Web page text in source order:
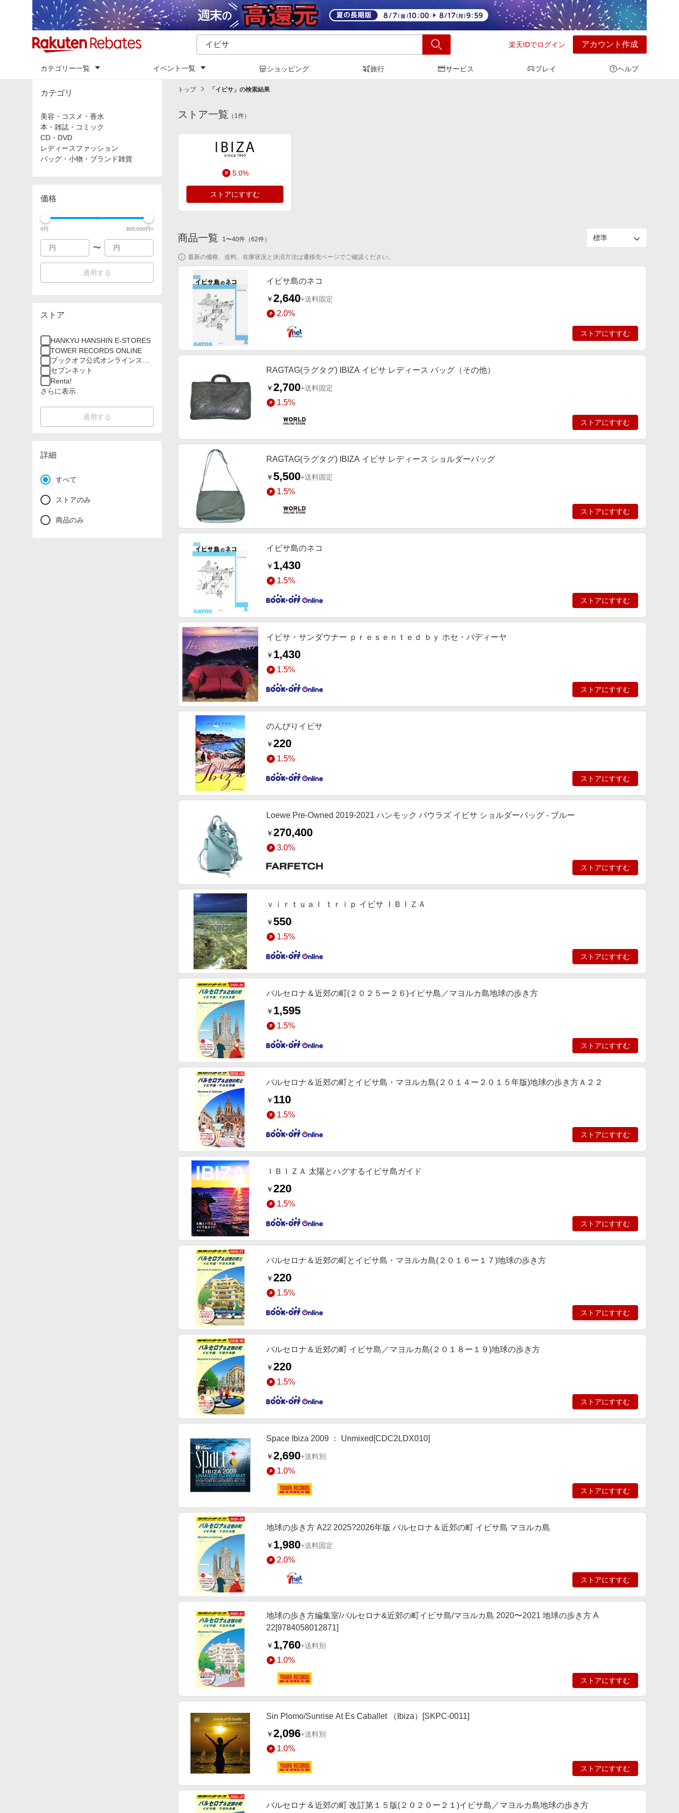
楽天IDでログイン アカウント作成
カテゴリー一覧 イベント一覧 ショッピング 旅行 サービス プレイ ヘルプ
カテゴリ
美容・コスメ・香水
本・雑誌・コミック
CD・DVD
レディースファッション
バッグ・小物・ブランド雑貨
価格
0円 300,000円+
〜
適用する
ストア
HANKYU HANSHIN E-STORES
TOWER RECORDS ONLINE
ブックオフ公式オンラインスト
ア
セブンネット
Renta!
さらに表示
適用する
詳細
すべて
ストアのみ
商品のみ
トップ 「 イビサ 」の検索結果
ストア一覧 （ 1件）
5.0%
ストアにすすむ
商品一覧 1〜40件 （62件）
最新の価格、送料、在庫状況と決済方法は遷移先ページでご確認ください。
イビサ島のネコ
￥2,640+送料固定
2.0%
ストアにすすむ
RAGTAG(ラグタグ) IBIZA イビサ レディース バッグ（その他）
￥2,700+送料固定
1.5%
ストアにすすむ
RAGTAG(ラグタグ) IBIZA イビサ レディース ショルダーバッグ
￥5,500+送料固定
1.5%
ストアにすすむ
イビサ島のネコ
￥ 1,430
1.5%
ストアにすすむ
イビサ・サンダウナー ｐｒｅｓｅｎｔｅｄ ｂｙ ホセ・パディーヤ
￥ 1,430
1.5%
ストアにすすむ
のんびりイビサ
￥220
1.5%
ストアにすすむ
Loewe Pre-Owned 2019-2021 ハンモック パウラズ イビサ ショルダーバッグ - ブルー
￥270,400
3.0%
ストアにすすむ
ｖｉｒｔｕａｌ ｔｒｉｐ イビサ ＩＢＩＺＡ
￥550
1.5%
ストアにすすむ
バルセロナ＆近郊の町(２０２５ー２６)イビサ島／マヨルカ島地球の歩き方
￥ 1,595
1.5%
ストアにすすむ
バルセロナ＆近郊の町とイビサ島・マヨルカ島(２０１４ー２０１５年版)地球の歩き方Ａ２２
￥ 110
1.5%
ストアにすすむ
ＩＢＩＺＡ 太陽とハグするイビサ島ガイド
￥220
1.5%
ストアにすすむ
バルセロナ＆近郊の町とイビサ島・マヨルカ島(２０１６ー１７)地球の歩き方
￥220
1.5%
ストアにすすむ
バルセロナ＆近郊の町 イビサ島／マヨルカ島(２０１８ー１９)地球の歩き方
￥220
1.5%
ストアにすすむ
Space Ibiza 2009 ： Unmixed[CDC2LDX010]
￥2,690+送料別
1.0%
ストアにすすむ
地球の歩き方 A22 2025?2026年版 バルセロナ＆近郊の町 イビサ島 マヨルカ島
￥ 1,980+送料固定
2.0%
ストアにすすむ
地球の歩き方編集室/バルセロナ&近郊の町イビサ島/マヨルカ島 2020〜2021 地球の歩き方 A
22[9784058012871]
￥ 1,760+送料別
1.0%
ストアにすすむ
Sin Plomo/Sunrise At Es Caballet （Ibiza）[SKPC-0011]
￥2,096+送料別
1.0%
ストアにすすむ
バルセロナ＆近郊の町 改訂第１５版(２０２０ー２１)イビサ島／マヨルカ島地球の歩き方